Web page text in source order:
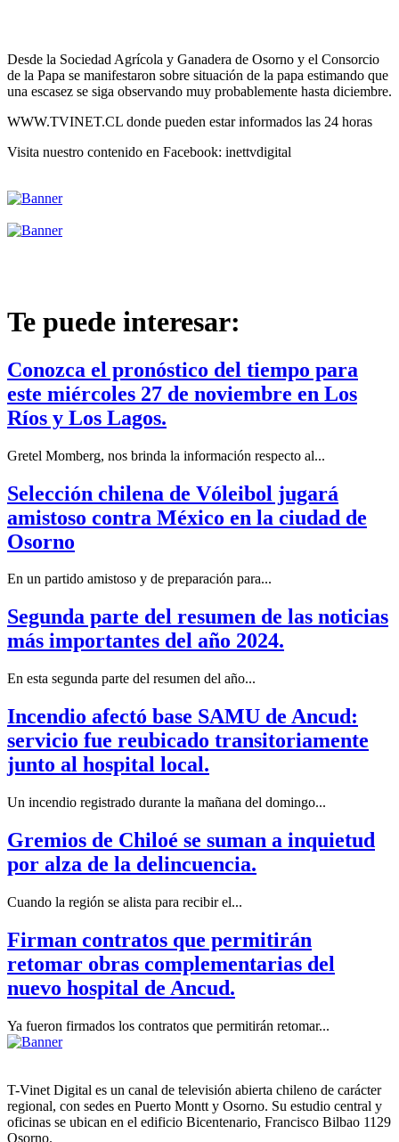
Desde la Sociedad Agrícola y Ganadera de Osorno y el Consorcio
de la Papa se manifestaron sobre situación de la papa estimando que
una escasez se siga observando muy probablemente hasta diciembre.
WWW.TVINET.CL donde pueden estar informados las 24 horas
Visita nuestro contenido en Facebook: inettvdigital
Te puede interesar:
Conozca el pronóstico del tiempo para
este miércoles 27 de noviembre en Los
Ríos y Los Lagos.
Gretel Momberg, nos brinda la información respecto al...
Selección chilena de Vóleibol jugará
amistoso contra México en la ciudad de
Osorno
En un partido amistoso y de preparación para...
Segunda parte del resumen de las noticias
más importantes del año 2024.
En esta segunda parte del resumen del año...
Incendio afectó base SAMU de Ancud:
servicio fue reubicado transitoriamente
junto al hospital local.
Un incendio registrado durante la mañana del domingo...
Gremios de Chiloé se suman a inquietud
por alza de la delincuencia.
Cuando la región se alista para recibir el...
Firman contratos que permitirán
retomar obras complementarias del
nuevo hospital de Ancud.
Ya fueron firmados los contratos que permitirán retomar...
T-Vinet Digital es un canal de televisión abierta chileno de carácter
regional, con sedes en Puerto Montt y Osorno. Su estudio central y
oficinas se ubican en el edificio Bicentenario, Francisco Bilbao 1129
Osorno.